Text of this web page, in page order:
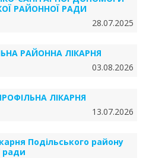
РАЙОННОЇ РАДИ
28.07.2025
РАЙОННА ЛІКАРНЯ
03.08.2026
ЛІКАРНЯ
13.07.2026
Подільського району
ради